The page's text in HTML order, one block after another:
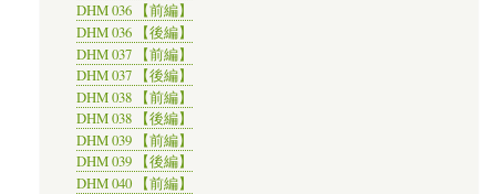
DHM 036 【前編】
DHM 036 【後編】
DHM 037 【前編】
DHM 037 【後編】
DHM 038 【前編】
DHM 038 【後編】
DHM 039 【前編】
DHM 039 【後編】
DHM 040 【前編】